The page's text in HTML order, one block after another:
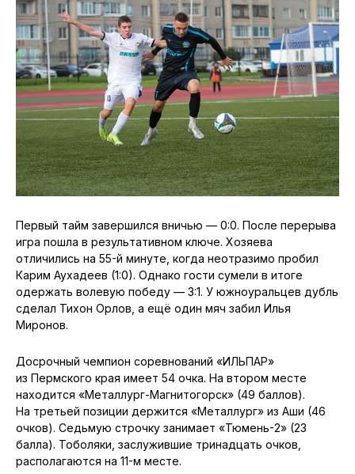
Первый тайм завершился вничью — 0:0. После перерыва
игра пошла в результативном ключе. Хозяева
отличились на 55-й минуте, когда неотразимо пробил
Карим Аухадеев (1:0). Однако гости сумели в итоге
одержать волевую победу — 3:1. У южноуральцев дубль
сделал Тихон Орлов, а ещё один мяч забил Илья
Миронов.
Досрочный чемпион соревнований «ИЛЬПАР»
из Пермского края имеет 54 очка. На втором месте
находится «Металлург-Магнитогорск» (49 баллов).
На третьей позиции держится «Металлург» из Аши (46
очков). Седьмую строчку занимает «Тюмень-2» (23
балла). Тоболяки, заслужившие тринадцать очков,
располагаются на 11-м месте.